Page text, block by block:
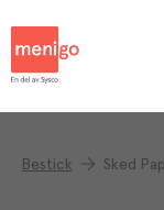
Bestick Sked